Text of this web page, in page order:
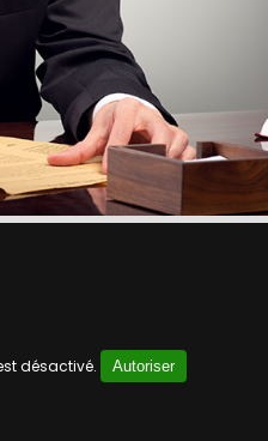
désactivé. Autoriser